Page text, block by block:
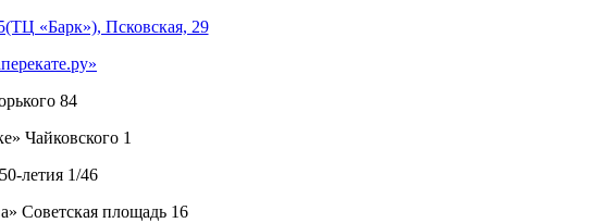
«Барк»), Псковская, 29
84
Чайковского 1
летия 1/46
Советская площадь 16